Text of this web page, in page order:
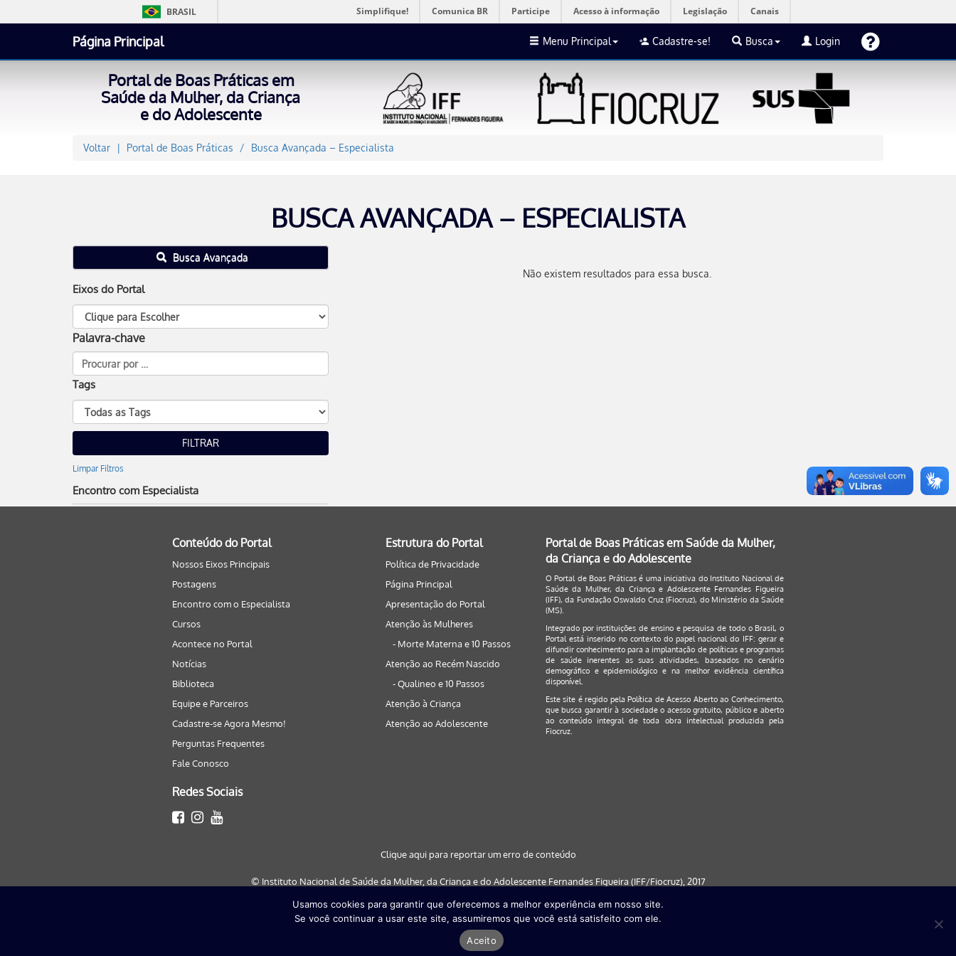
BRASIL Simplifique! Comunica BR Participe Acesso à informação Legislação Canais
Página Principal Menu Principal Cadastre-se! Busca Login
Portal de Boas Práticas em
Saúde da Mulher, da Criança
e do Adolescente
Voltar Portal de Boas Práticas Busca Avançada – Especialista
BUSCA AVANÇADA – ESPECIALISTA
Busca Avançada
Eixos do Portal
Palavra-chave
Tags
Limpar Filtros
Encontro com Especialista
Não existem resultados para essa busca.
Conteúdo do Portal
Nossos Eixos Principais
Postagens
Encontro com o Especialista
Cursos
Acontece no Portal
Notícias
Biblioteca
Equipe e Parceiros
Cadastre-se Agora Mesmo!
Perguntas Frequentes
Fale Conosco
Redes Sociais
Estrutura do Portal
Política de Privacidade
Página Principal
Apresentação do Portal
Atenção às Mulheres
- Morte Materna e 10 Passos
Atenção ao Recém Nascido
- Qualineo e 10 Passos
Atenção à Criança
Atenção ao Adolescente
Portal de Boas Práticas em Saúde da Mulher,
da Criança e do Adolescente
O Portal de Boas Práticas é uma iniciativa do Instituto Nacional de
Saúde da Mulher, da Criança e Adolescente Fernandes Figueira
(IFF), da Fundação Oswaldo Cruz (Fiocruz), do Ministério da Saúde
(MS).
Integrado por instituições de ensino e pesquisa de todo o Brasil, o
Portal está inserido no contexto do papel nacional do IFF: gerar e
difundir conhecimento para a implantação de políticas e programas
de saúde inerentes as suas atividades, baseados no cenário
demográfico e epidemiológico e na melhor evidência científica
disponível.
Este site é regido pelaPolítica de Acesso Aberto ao Conhecimento,
que busca garantir à sociedade o acesso gratuito, público e aberto
ao conteúdo integral de toda obra intelectual produzida pela
Fiocruz.
Clique aqui para reportar um erro de conteúdo
© Instituto Nacional de Saúde da Mulher, da Criança e do Adolescente Fernandes Figueira (IFF/Fiocruz), 2017
Este site será melhor visualizado nos navegadores: Google Chrome (a partir da versão 30) | Internet Explorer (a partir da versão 9) | FireFox ( a
partir da versão 29)
Desenvolvido porQuattri Design
Usamos cookies para garantir que oferecemos a melhor experiência em nosso site.
Se você continuar a usar este site, assumiremos que você está satisfeito com ele.
Aceito